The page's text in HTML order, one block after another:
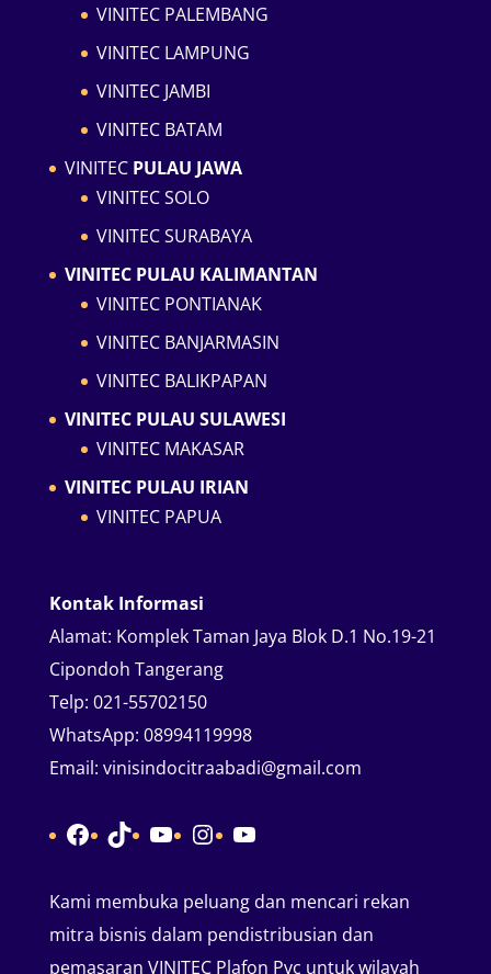
VINITEC PALEMBANG
VINITEC LAMPUNG
VINITEC JAMBI
VINITEC BATAM
VINITEC PULAU JAWA
VINITEC SOLO
VINITEC SURABAYA
VINITEC PULAU KALIMANTAN
VINITEC PONTIANAK
VINITEC BANJARMASIN
VINITEC BALIKPAPAN
VINITEC PULAU SULAWESI
VINITEC MAKASAR
VINITEC PULAU IRIAN
VINITEC PAPUA
Kontak Informasi
Alamat: Komplek Taman Jaya Blok D.1 No.19-21
Cipondoh Tangerang
Telp: 021-55702150
WhatsApp: 08994119998
Email: vinisindocitraabadi@gmail.com
Facebook
TikTokYouTube
Instagram
YouTube
Kami membuka peluang dan mencari rekan
mitra bisnis dalam pendistribusian dan
pemasaran VINITEC Plafon Pvc untuk wilayah